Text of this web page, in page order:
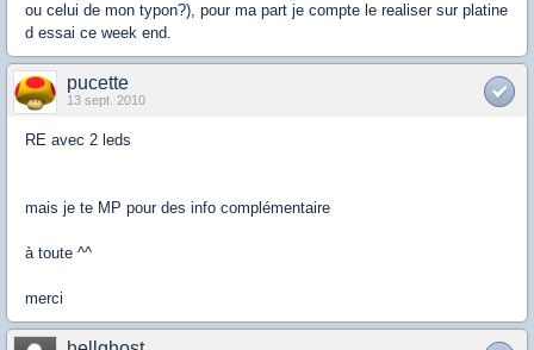
ou celui de mon typon?), pour ma part je compte le realiser sur platine
d essai ce week end.
pucette
13 sept. 2010
RE avec 2 leds
mais je te MP pour des info complémentaire
à toute ^^
merci